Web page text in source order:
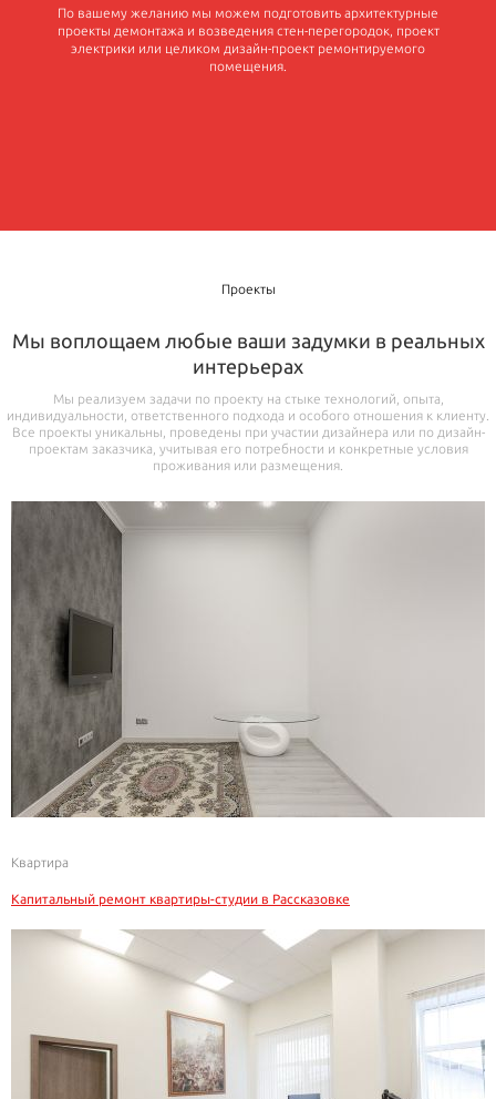
По вашему желанию мы можем подготовить архитектурные
проекты демонтажа и возведения стен-перегородок, проект
электрики или целиком дизайн-проект ремонтируемого
помещения.
Проекты
Мы воплощаем любые ваши задумки в реальных
интерьерах
Мы реализуем задачи по проекту на стыке технологий, опыта,
индивидуальности, ответственного подхода и особого отношения к клиенту.
Все проекты уникальны, проведены при участии дизайнера или по дизайн-
проектам заказчика, учитывая его потребности и конкретные условия
проживания или размещения.
Квартира
Капитальный ремонт квартиры-студии в Рассказовке